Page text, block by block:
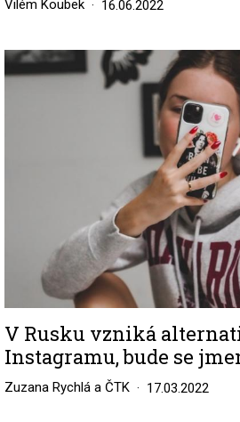
Vilém Koubek 16.06.2022
Image
V Rusku vzniká
Instagramu, bude se
Zuzana Rychlá a ČTK 17.03.2022